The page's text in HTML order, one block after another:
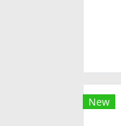
New